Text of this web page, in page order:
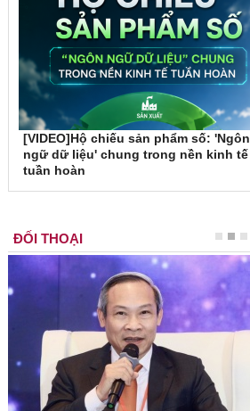
[VIDEO]Hộ chiếu sản phẩm số: 'Ngôn
ngữ dữ liệu' chung trong nền kinh tế
tuần hoàn
ĐỐI THOẠI